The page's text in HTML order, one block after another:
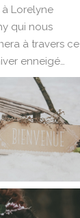
Lorelyne
qui nous
à travers ce
enneigé…